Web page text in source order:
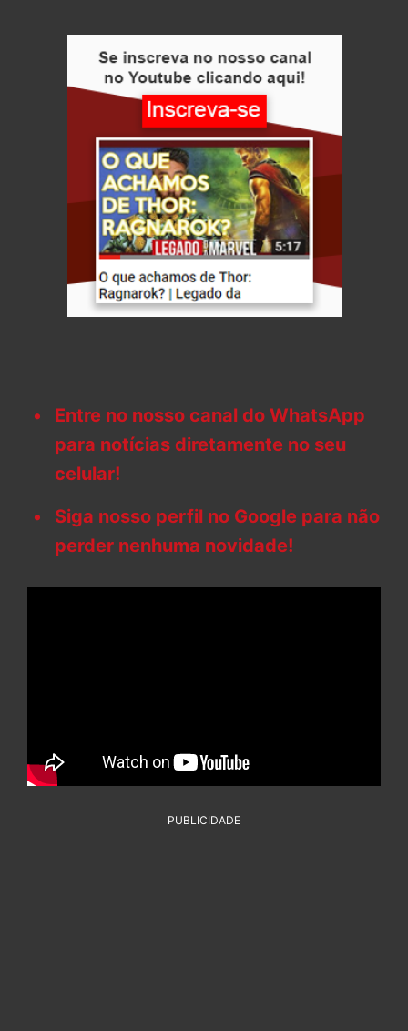
Entre no nosso canal do WhatsApp
para notícias diretamente no seu
celular!
Siga nosso perfil no Google para não
perder nenhuma novidade!
PUBLICIDADE